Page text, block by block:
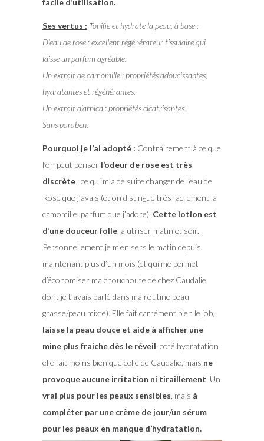
facile d’utilisation.
Ses vertus : Tonifie et hydrate la peau, à base :
D’eau de rose : excellent régénérateur tissulaire qui
laisse un parfum agréable.
Un extrait de camomille : propriétés adoucissantes,
hydratantes et régénérantes.
Un extrait d’arnica : propriétés cicatrisantes.
Sans paraben.
Pourquoi je l’ai adopté : Contrairement à ce que
l’on peut penser l’odeur de rose est très
discrète, ce qui m’a de suite changer de l’eau de
Rose que j’avais (et on distingue très facilement la
camomille, parfum que j’adore). Cette lotion est
d’une douceur folle, à utiliser matin et soir.
Personnellement je m’en sers le matin depuis
maintenant plus d’un mois (et qui me permet
d’économiser ma chouchoute de chez Caudalie
dont je t’avais parlé dans ma routine peau
grasse/peau mixte). Elle fait carrément bien le job,
laisse la peau douce et aide à afficher une
mine plus fraiche dès le réveil , coté hydratation
elle fait moins bien que celle de Caudalie, mais ne
provoque aucune irritation ni tiraillement. Un
vrai plus pour les peaux sensibles , mais à
compléter par une crème de jour/un sérum
pour les peaux en manque d’hydratation.